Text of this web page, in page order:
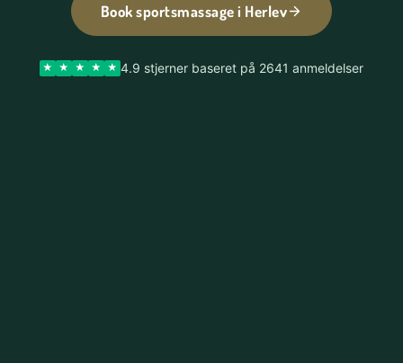
Book sportsmassage i Herlev
4.9 stjerner baseret på 2641 anmeldelser